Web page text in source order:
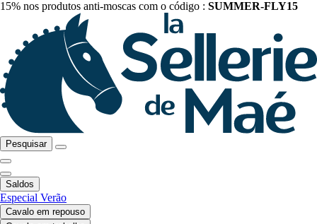
15% nos produtos anti-moscas com o código : SUMMER-FLY15
Pesquisar
Saldos
Especial Verão
Cavalo em repouso